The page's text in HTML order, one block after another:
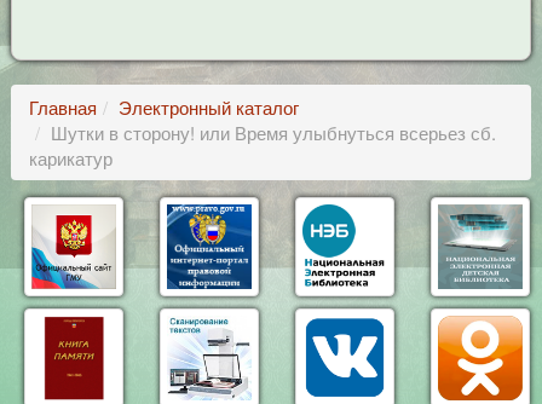
Главная
Электронный каталог
Шутки в сторону! или Время улыбнуться всерьез сб.
карикатур